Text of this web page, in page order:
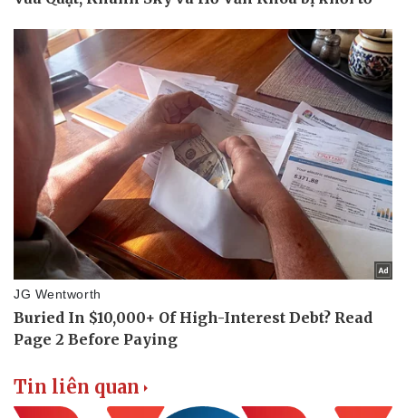
Vụ án
Tin nóng
Tư vấn luật
Vũ khí
Việt Nam
Phân tích
Tin liên quan